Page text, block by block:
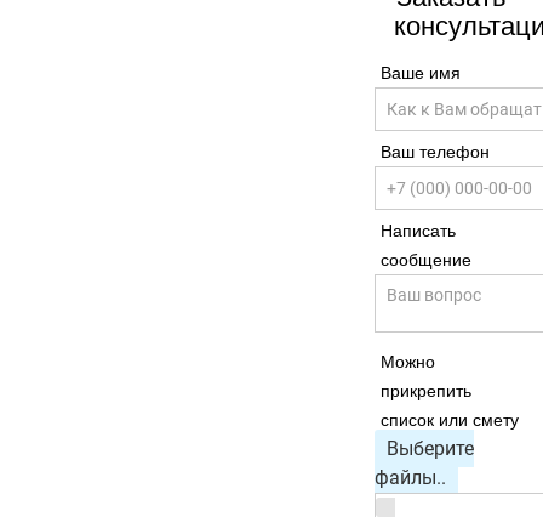
Ваше имя
Ваш телефон
Написать
сообщение
Можно
прикрепить
список или смету
Выберите
файлы..